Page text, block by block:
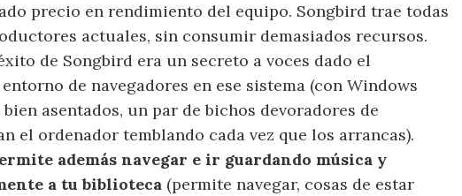
precio en rendimiento del equipo. Songbird trae todas
actuales, sin consumir demasiados recursos.
de Songbird era un secreto a voces dado el
de navegadores en ese sistema (con Windows
asentados, un par de bichos devoradores de
el ordenador temblando cada vez que los arrancas).
además navegar e ir guardando música y
a tu biblioteca (permite navegar, cosas de estar